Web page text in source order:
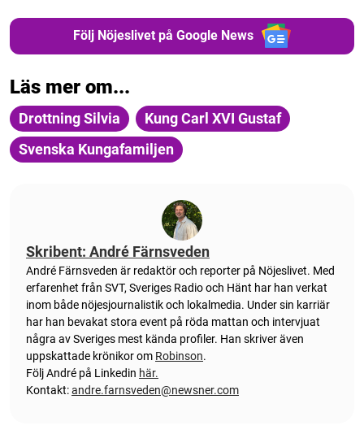
Följ Nöjeslivet på Google News
Läs mer om...
Drottning Silvia
Kung Carl XVI Gustaf
Svenska Kungafamiljen
Skribent: André Färnsveden
André Färnsveden är redaktör och reporter på Nöjeslivet. Med
erfarenhet från SVT, Sveriges Radio och Hänt har han verkat
inom både nöjesjournalistik och lokalmedia. Under sin karriär
har han bevakat stora event på röda mattan och intervjuat
några av Sveriges mest kända profiler. Han skriver även
uppskattade krönikor om Robinson.
Följ André på Linkedin här.
Kontakt:andre.farnsveden@newsner.com